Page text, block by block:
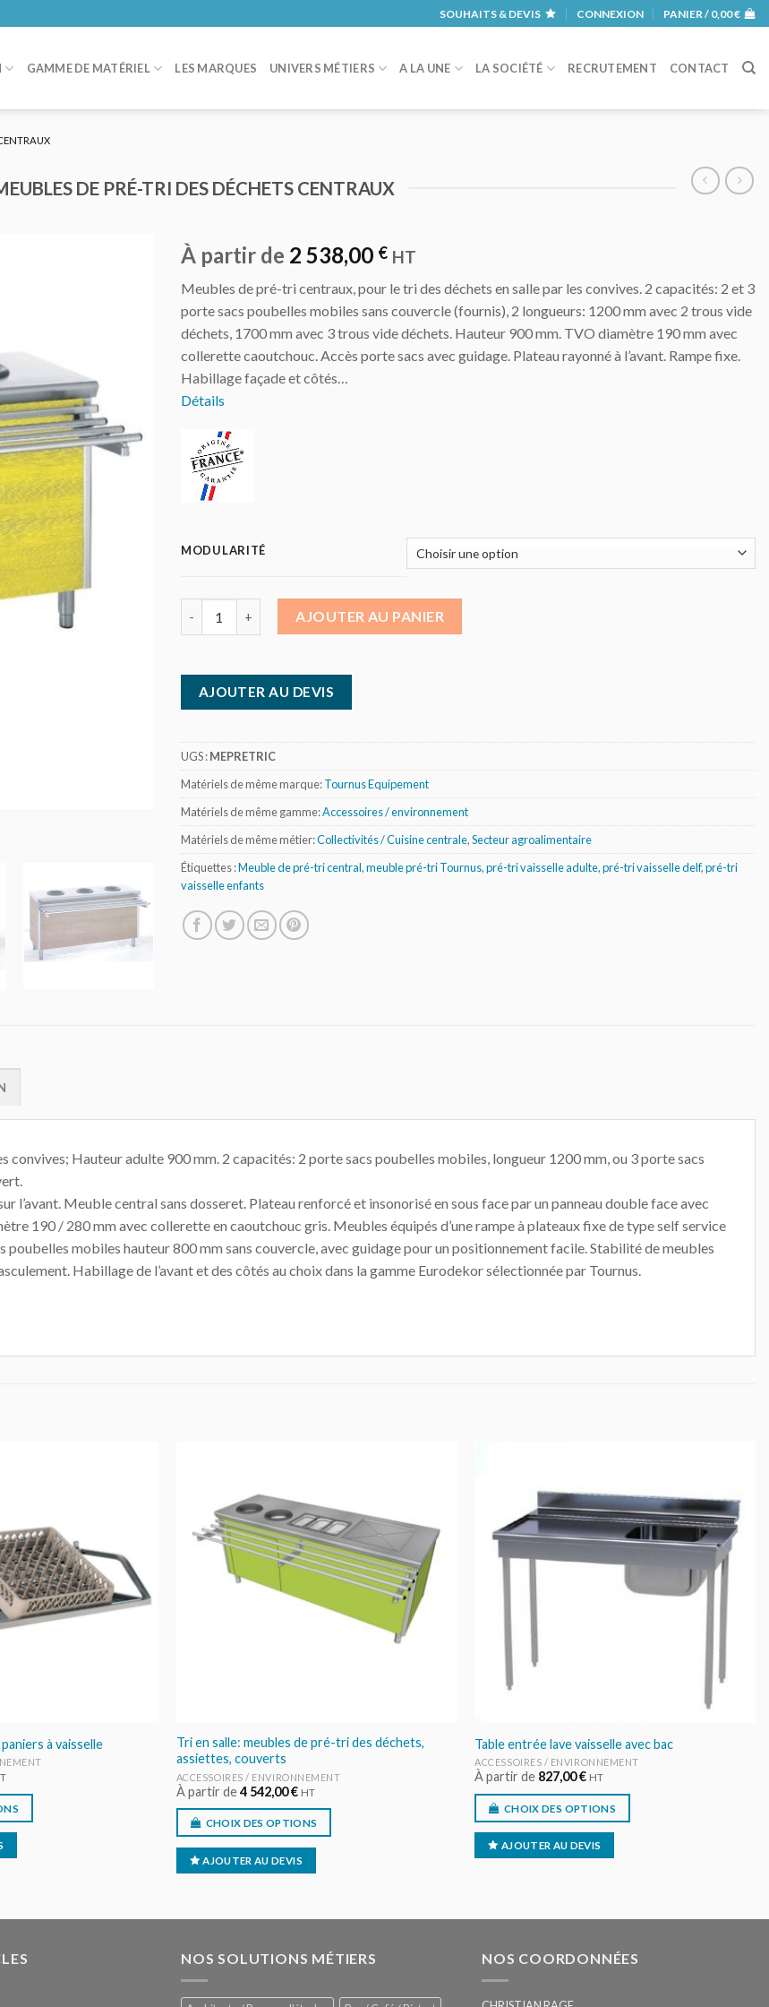
SOUHAITS & DEVIS CONNEXION PANIER / 0,00€
GAMME DE MATÉRIEL LES MARQUES UNIVERS MÉTIERS A LA UNE LA SOCIÉTÉ RECRUTEMENT CONTACT
DE PRÉ-TRI DES DÉCHETS CENTRAUX
À partir de 2 538,00 € HT
Meubles de pré-tri centraux, pour le tri des déchets en salle par les convives. 2 capacités: 2 et 3
porte sacs poubelles mobiles sans couvercle (fournis), 2 longueurs: 1200 mm avec 2 trous vide
déchets, 1700 mm avec 3 trous vide déchets. Hauteur 900 mm. TVO diamètre 190 mm avec
collerette caoutchouc. Accès porte sacs avec guidage. Plateau rayonné à l’avant. Rampe fixe.
Habillage façade et côtés…
Détails
MODULARITÉ
AJOUTER AU PANIER
AJOUTER AU DEVIS
UGS :MEPRETRIC
Matériels de même marque:Tournus Equipement
Matériels de même gamme:Accessoires / environnement
Matériels de même métier:Collectivités / Cuisine centrale,Secteur agroalimentaire
Étiquettes :Meuble de pré-tri central,meuble pré-tri Tournus,pré-tri vaisselle adulte,pré-tri vaisselle delf,pré-tri
vaisselle enfants
Hauteur adulte 900 mm. 2 capacités: 2 porte sacs poubelles mobiles, longueur 1200 mm, ou 3 porte sacs
l’avant. Meuble central sans dosseret. Plateau renforcé et insonorisé en sous face par un panneau double face avec
190 / 280 mm avec collerette en caoutchouc gris. Meubles équipés d’une rampe à plateaux fixe de type self service
poubelles mobiles hauteur 800 mm sans couvercle, avec guidage pour un positionnement facile. Stabilité de meubles
Habillage de l’avant et des côtés au choix dans la gamme Eurodekor sélectionnée par Tournus.
à vaisselle
Tri en salle: meubles de pré-tri des déchets,
assiettes, couverts
ACCESSOIRES / ENVIRONNEMENT
À partir de4 542,00€ HT
CHOIX DES OPTIONS
AJOUTER AU DEVIS
AU DEVIS
Table entrée lave vaisselle avec bac
ACCESSOIRES / ENVIRONNEMENT
À partir de 827,00€ HT
CHOIX DES OPTIONS
AJOUTER AU DEVIS
NOS SOLUTIONS MÉTIERS NOS COORDONNÉES